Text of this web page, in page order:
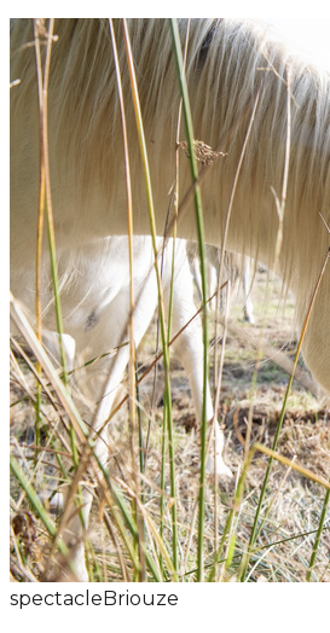
spectacleBriouze